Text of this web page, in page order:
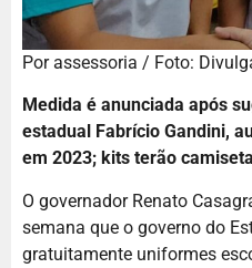
Por assessoria / Foto:
Medida é anunciada após
estadual Fabrício Gandini,
em 2023; kits terão
O governador Renato
semana que o governo do
gratuitamente uniformes